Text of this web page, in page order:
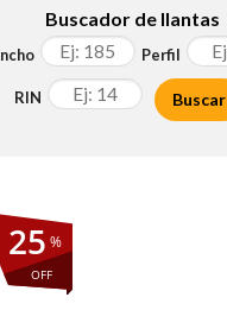
Buscador de llantas
Perfil
RIN Buscar
%
OFF
25